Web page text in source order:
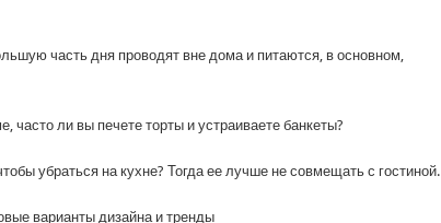
часть дня проводят вне дома и питаются, в основном,
часто ли вы печете торты и устраиваете банкеты?
убраться на кухне? Тогда ее лучше не совмещать с гостиной.